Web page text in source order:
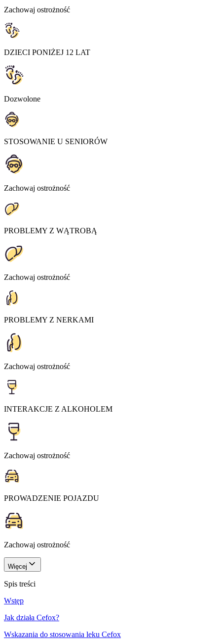
Zachowaj ostrożność
DZIECI PONIŻEJ 12 LAT
Dozwolone
STOSOWANIE U SENIORÓW
Zachowaj ostrożność
PROBLEMY Z WĄTROBĄ
Zachowaj ostrożność
PROBLEMY Z NERKAMI
Zachowaj ostrożność
INTERAKCJE Z ALKOHOLEM
Zachowaj ostrożność
PROWADZENIE POJAZDU
Zachowaj ostrożność
Więcej
Spis treści
Wstęp
Jak działa Cefox?
Wskazania do stosowania leku Cefox